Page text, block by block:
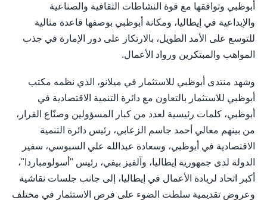
أبوظبي وتوافقها مع قوة النشاطات الثقافية والصناعية
والإبداعية في إيطاليا، ومكانة أبوظبي بوصفها قاعدة مثالية
للتوسع على الأمد الطويل، بالارتكاز على دور الإمارة في جذب
المواهب والمبتكرين ورواد الأعمال.
وشهد منتدى أبوظبي للاستثمار في ميلانو، الذي نظمه مكتب
أبوظبي للاستثمار بالتعاون مع دائرة التنمية الاقتصادية في
أبوظبي، كلمات رئيسية لعدد من كبار المسؤولين وصنّاع القرار،
من بينهم معالي أحمد جاسم الزعابي، رئيس دائرة التنمية
الاقتصادية في أبوظبي، وسعادة عبدالله علي السبوسي، سفير
الدولة لدى جمهورية إيطاليا، وآلفيز بيفي، رئيس "أسولومباردا"،
أكبر اتحاد لريادة الأعمال في إيطاليا، إلى جانب جلسات نقاشية
وعروض تقديمية سلطت الضوء على فرص الاستثمار في مختلف